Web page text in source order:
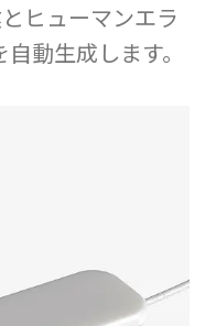
ヒューマンエラ
動生成します。